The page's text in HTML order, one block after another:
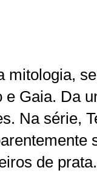
mitologia,
e Gaia. Da
Na série,
de prata.